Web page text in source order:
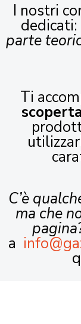
I nostri
dedicati:
parte
Ti
C’è
ma che
a